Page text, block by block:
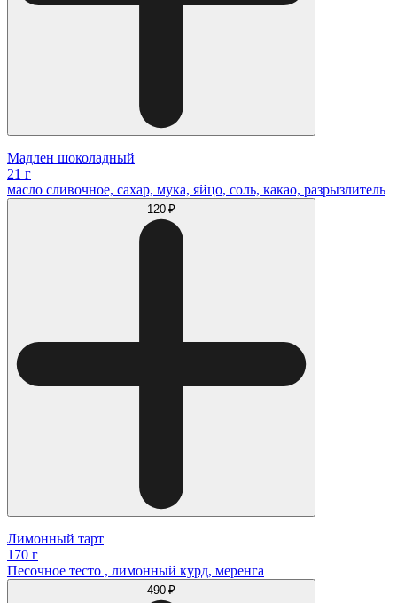
Мадлен шоколадный
21 г
масло сливочное, сахар, мука, яйцо, соль, какао, разрызлитель
120 ₽
Лимонный тарт
170 г
Песочное тесто , лимонный курд, меренга
490 ₽